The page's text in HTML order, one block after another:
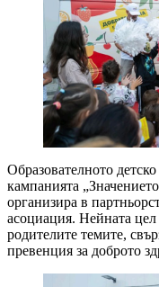
Образователното
кампанията
организира в
асоциация. Нейната цел
родителите темите,
превенция за доброто